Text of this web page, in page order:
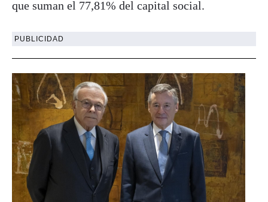
que suman el 77,81% del capital social.
PUBLICIDAD